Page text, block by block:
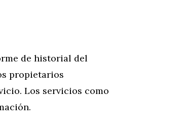
de historial del
propietarios
Los servicios como